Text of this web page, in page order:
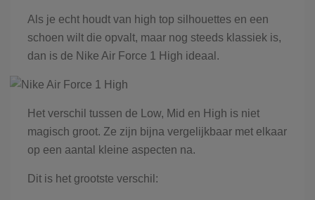
Als je echt houdt van high top silhouettes en een
schoen wilt die opvalt, maar nog steeds klassiek is,
dan is de Nike Air Force 1 High ideaal.
Het verschil tussen de Low, Mid en High is niet
magisch groot. Ze zijn bijna vergelijkbaar met elkaar
op een aantal kleine aspecten na.
Dit is het grootste verschil: